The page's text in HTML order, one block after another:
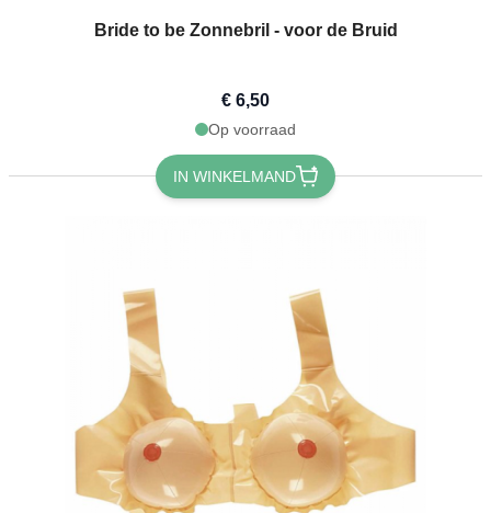
Bride to be Zonnebril - voor de Bruid
€ 6,50
Op voorraad
IN WINKELMAND